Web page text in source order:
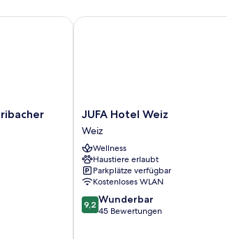
JUFA
Hotel
Weiz
Weiz
JUFA Hotel Weiz
Weiz
Wellness
Haustiere erlaubt
Parkplätze verfügbar
Kostenloses WLAN
9.2
von
9,2 Wunderbar
45 Bewertungen
JUFA Hotel Weiz